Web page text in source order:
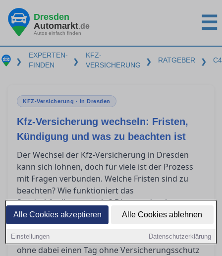
Alle Cookies akzeptieren Alle Cookies ablehnen
Einstellungen Datenschutzerklärung
Dresden
Automarkt.de
Autos einfach finden ☰
❯
EXPERTEN-
FINDEN
❯
KFZ-
VERSICHERUNG
❯ RATGEBER ❯
KFZ-Versicherung · in Dresden
Kfz-Versicherung wechseln: Fristen,
Kündigung und was zu beachten ist
Der Wechsel der Kfz-Versicherung in Dresden
kann sich lohnen, doch für viele ist der Prozess
mit Fragen verbunden. Welche Fristen sind zu
beachten? Wie funktioniert das
Sonderkündigungsrecht? Diese und weitere
Punkte sorgen häufig für Verwirrung. In diesem
Ratgeber erfahren Sie, wie Sie Ihre Kfz-
Versicherung effizient kündigen und wechseln,
ohne dabei einen Tag ohne Versicherungsschutz